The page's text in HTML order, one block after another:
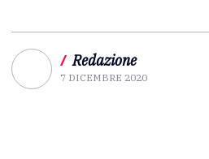
/ Redazione
7 DICEMBRE 2020